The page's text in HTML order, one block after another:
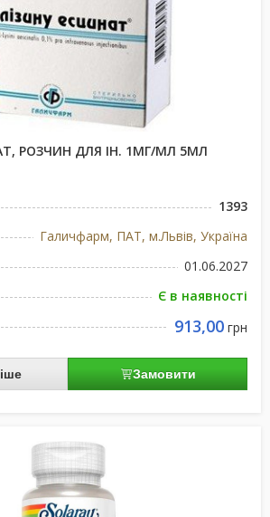
РОЗЧИН ДЛЯ ІН. 1МГ/МЛ 5МЛ
1393
Галичфарм, ПАТ, м.Львів, Україна
01.06.2027
Є в наявності
913,00 грн
Замовити